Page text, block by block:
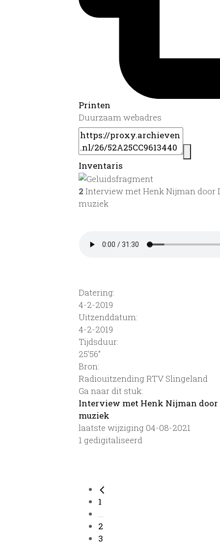
Printen
Duurzaam webadres
Inventaris
2 Interview met Henk Nijman door
muziek
Datering:
4-2-2019
Uitzenddatum:
4-2-2019
Tijdsduur:
25'56''
Bron:
Radiouitzending RTV Slingeland
Ga naar dit stuk:
Interview met Henk Nijman
muziek
laatste wijziging 04-08-2021
1 gedigitaliseerd
1
...
2
3